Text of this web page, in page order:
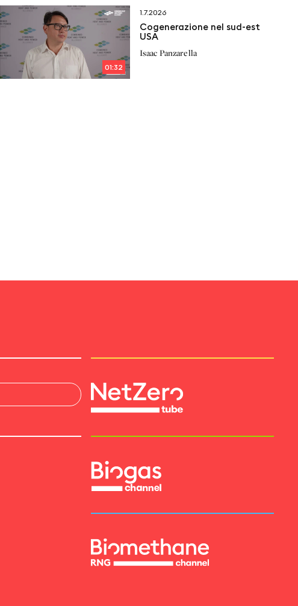
01:32
1.7.2026
Cogenerazione nel sud-est
USA
Isaac Panzarella